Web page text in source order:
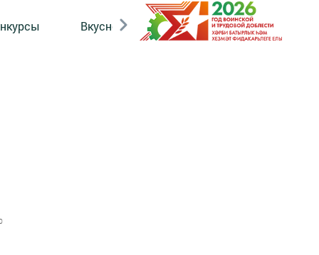
Вкусности Фотогалерея